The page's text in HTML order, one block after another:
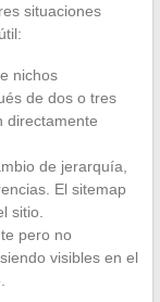
situaciones
nichos
de dos o tres
directamente
de jerarquía,
El sitemap
sitio.
pero no
visibles en el